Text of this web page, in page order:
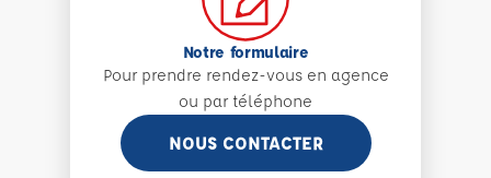
Notre formulaire
Pour prendre rendez-vous en agence
ou par téléphone
NOUS CONTACTER